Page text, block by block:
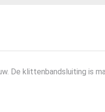
De klittenbandsluiting is